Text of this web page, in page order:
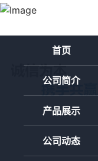
首页
公司简介
产品展示
公司动态